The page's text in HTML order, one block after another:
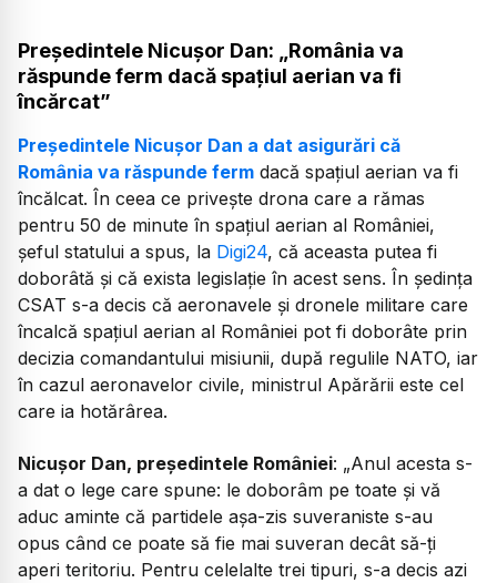
Președintele Nicușor Dan: „România va
răspunde ferm dacă spațiul aerian va fi
încărcat”
Președintele Nicușor Dan a dat asigurări că
România va răspunde ferm dacă spațiul aerian va fi
încălcat. În ceea ce privește drona care a rămas
pentru 50 de minute în spațiul aerian al României,
șeful statului a spus, la Digi24, că aceasta putea fi
doborâtă și că exista legislație în acest sens. În ședința
CSAT s-a decis că aeronavele și dronele militare care
încalcă spațiul aerian al României pot fi doborâte prin
decizia comandantului misiunii, după regulile NATO, iar
în cazul aeronavelor civile, ministrul Apărării este cel
care ia hotărârea.
Nicușor Dan, președintele României: „Anul acesta s-
a dat o lege care spune: le doborâm pe toate și vă
aduc aminte că partidele așa-zis suveraniste s-au
opus când ce poate să fie mai suveran decât să-ți
aperi teritoriu. Pentru celelalte trei tipuri, s-a decis azi